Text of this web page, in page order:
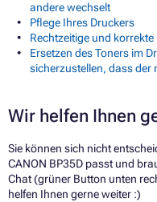
andere wechselt
Pflege Ihres Druckers
Rechtzeitige und
Ersetzen des Toners im
sicherzustellen, dass der
Wir helfen Ihnen
Sie können sich nicht
CANON BP35D passt und
Chat (grüner Button unten
helfen Ihnen gerne weiter :)